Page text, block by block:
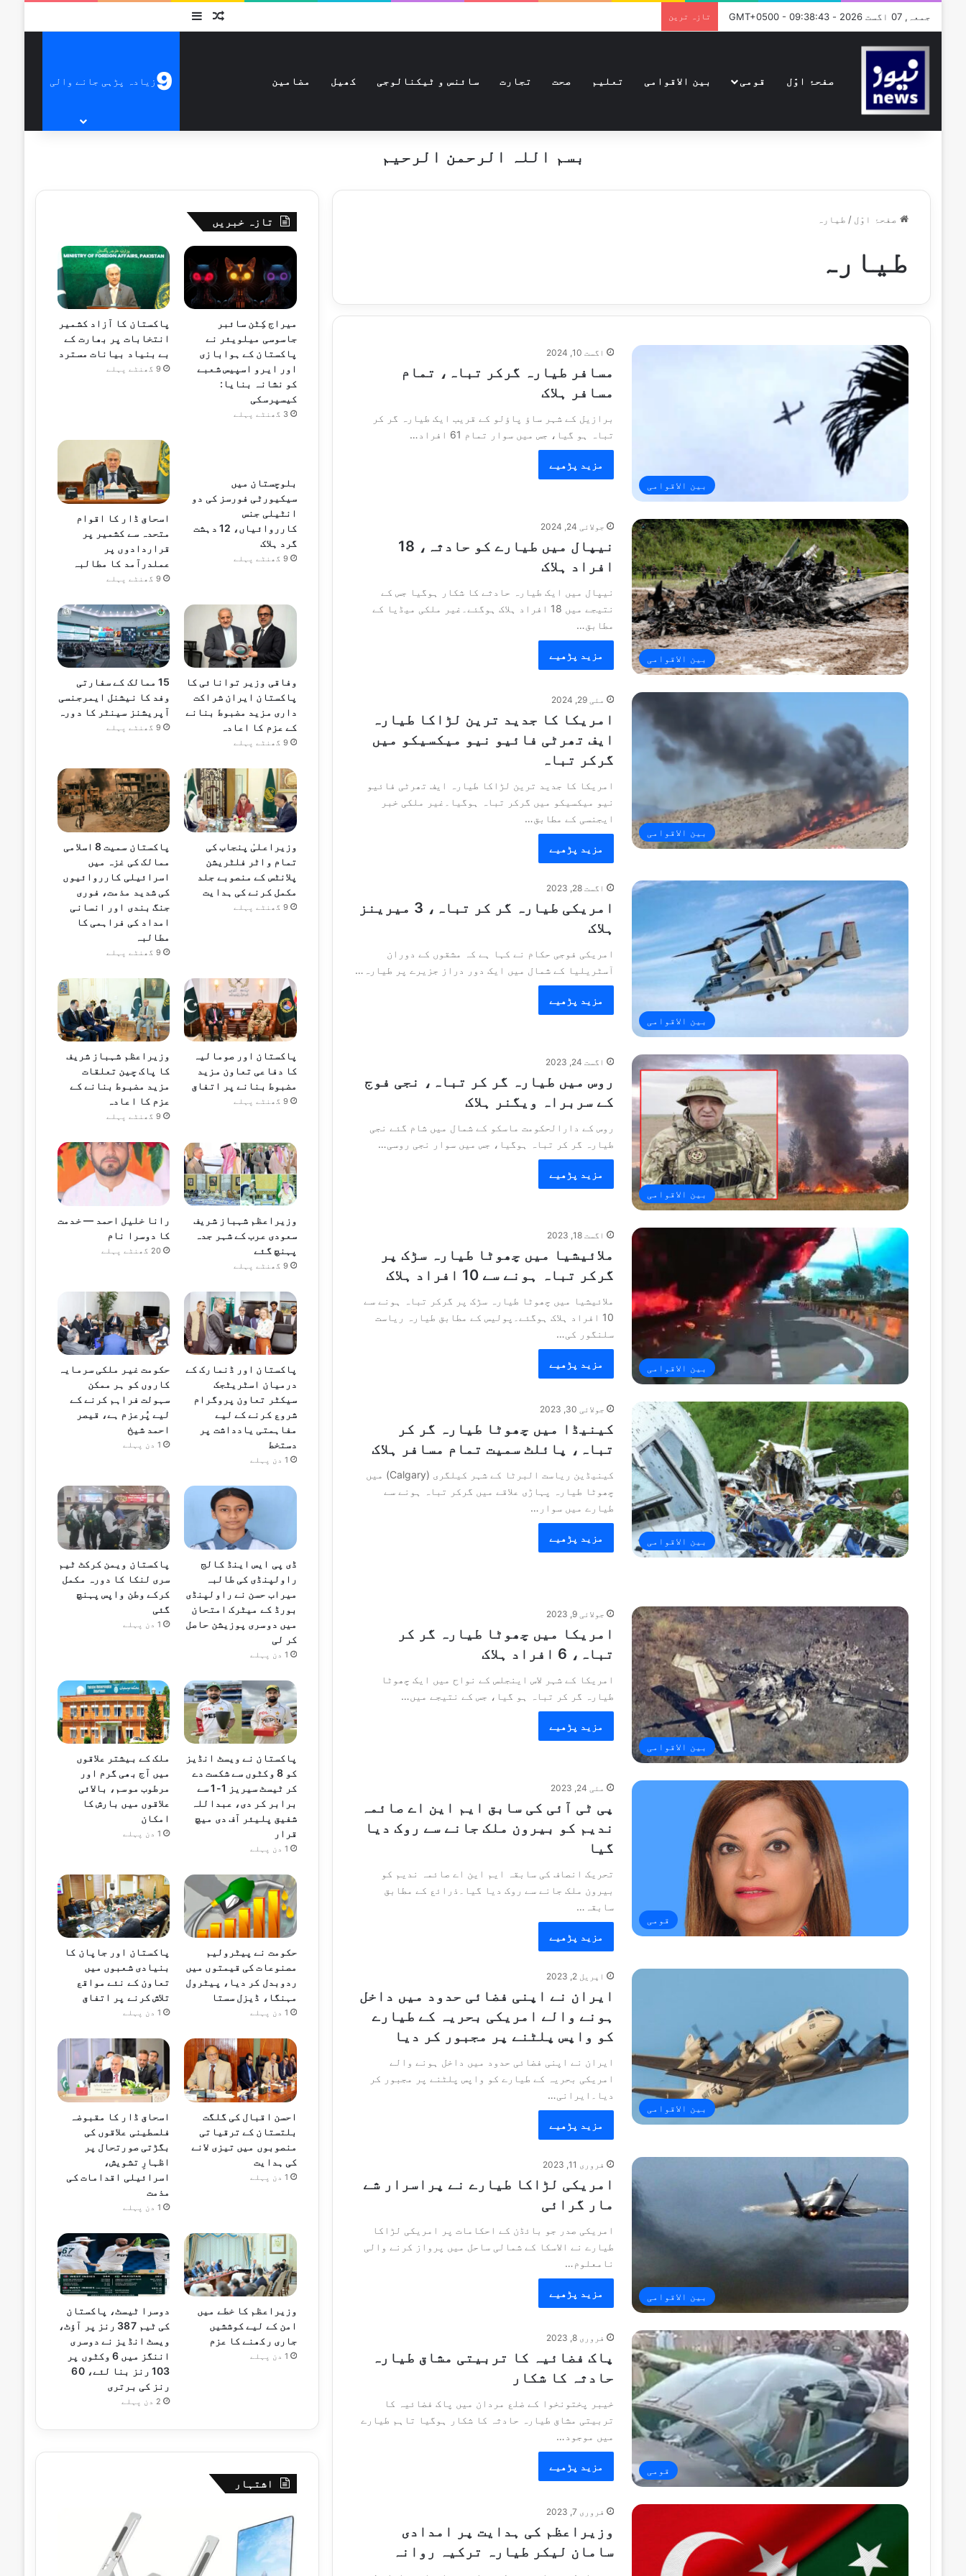
جمعہ, 07 اگست 2026 - GMT+0500 - 09:38:43 تازہ ترین متفرق
صفحۂ اوّل قومی بین الاقوامی تعلیم صحت تجارت سائنس و ٹیکنالوجی کھیل مضامین 9زیادہ پڑہی جانے والی
بسم اللہ الرحمن الرحیم
صفحۂ اوّل / طیارہ
طیارہ
بین الاقوامی
اگست 10, 2024
مسافر طیارہ گرکر تباہ، تمام
مسافر ہلاک
برازیل کے شہر ساؤ پاؤلو کے قریب ایک طیارہ گر کر
تباہ ہو گیا، جس میں سوار تمام 61 افراد…
مزید پڑھیے
بین الاقوامی
جولائی 24, 2024
نیپال میں طیارے کو حادثہ، 18
افراد ہلاک
نیپال میں ایک طیارہ حادثے کا شکار ہوگیا جس کے
نتیجے میں 18 افراد ہلاک ہوگئے۔غیر ملکی میڈیا کے
مطابق…
مزید پڑھیے
بین الاقوامی
مئی 29, 2024
امریکا کا جدید ترین لڑاکا طیارہ
ایف تھرٹی فائیو نیو میکسیکو میں
گرکر تباہ
امریکا کا جدید ترین لڑاکا طیارہ ایف تھرٹی فائیو
نیو میکسیکو میں گرکر تباہ ہوگیا۔غیر ملکی خبر
ایجنسی کے مطابق…
مزید پڑھیے
بین الاقوامی
اگست 28, 2023
امریکی طیارہ گر کر تباہ، 3 میرینز
ہلاک
امریکی فوجی حکام نے کہا ہے کہ مشقوں کے دوران
آسٹریلیا کے شمال میں ایک دور دراز جزیرے پر طیارہ…
مزید پڑھیے
بین الاقوامی
اگست 24, 2023
روس میں طیارہ گر کر تباہ، نجی فوج
کے سربراہ ویگنر ہلاک
روس کے دارالحکومت ماسکو کے شمال میں شام گئے نجی
طیارہ گر کر تباہ ہوگیا، جس میں سوار نجی روسی…
مزید پڑھیے
بین الاقوامی
اگست 18, 2023
ملائیشیا میں چھوٹا طیارہ سڑک پر
گرکر تباہ ہونے سے 10 افراد ہلاک
ملائیشیا میں چھوٹا طیارہ سڑک پر گرکر تباہ ہونے سے
10 افراد ہلاک ہوگئے۔پولیس کے مطابق طیارہ ریاست
سلنگور کی…
مزید پڑھیے
بین الاقوامی
جولائی 30, 2023
کینیڈا میں چھوٹا طیارہ گر کر
تباہ، پائلٹ سمیت تمام مسافر ہلاک
کینیڈین ریاست البرٹا کے شہر کیلگری (Calgary) میں
چھوٹا طیارہ پہاڑی علاقے میں گرکر تباہ ہونے سے
طیارے میں سوار…
مزید پڑھیے
بین الاقوامی
جولائی 9, 2023
امریکا میں چھوٹا طیارہ گر کر
تباہ، 6 افراد ہلاک
امریکا کے شہر لاس اینجلس کے نواح میں ایک چھوٹا
طیارہ گر کر تباہ ہو گیا، جس کے نتیجے میں…
مزید پڑھیے
قومی
مئی 24, 2023
پی ٹی آئی کی سابق ایم این اے صائمہ
ندیم کو بیرون ملک جانے سے روک دیا
گیا
تحریک انصاف کی سابقہ ایم این اے صائمہ ندیم کو
بیرون ملک جانے سے روک دیا گیا۔ذرائع کے مطابق
سابقہ…
مزید پڑھیے
بین الاقوامی
اپریل 2, 2023
ایران نے اپنی فضائی حدود میں داخل
ہونے والے امریکی بحریہ کے طیارے
کو واپس پلٹنے پر مجبور کر دیا
ایران نے اپنی فضائی حدود میں داخل ہونے والے
امریکی بحریہ کے طیارے کو واپس پلٹنے پر مجبور کر
دیا۔ایرانی…
مزید پڑھیے
بین الاقوامی
فروری 11, 2023
امریکی لڑاکا طیارے نے پراسرار شے
مار گرائی
امریکی صدر جو بائڈن کے احکامات پر امریکی لڑاکا
طیارے نے الاسکا کے شمالی ساحل میں پرواز کرنے والی
نامعلوم…
مزید پڑھیے
قومی
فروری 8, 2023
پاک فضائیہ کا تربیتی مشاق طیارہ
حادثہ کا شکار
خیبر پختونخوا کے ضلع مردان میں پاک فضائیہ کا
تربیتی مشاق طیارہ حادثہ کا شکار ہوگیا تاہم طیارے
میں موجود…
مزید پڑھیے
فروری 7, 2023
وزیراعظم کی ہدایت پر امدادی
سامان لیکر طیارہ ترکیہ روانہ
تازہ خبریں
میراج کِٹن سائبر
جاسوسی میلویئر نے
پاکستان کے ہوابازی
اور ایرو اسپیس شعبے
کو نشانہ بنایا:
کیسپرسکی
3 گھنٹے پہلے
پاکستان کا آزاد کشمیر
انتخابات پر بھارت کے
بے بنیاد بیانات مسترد
9 گھنٹے پہلے
بلوچستان میں
سیکیورٹی فورسز کی دو
انٹیلی جنس
کارروائیاں، 12 دہشت
گرد ہلاک
9 گھنٹے پہلے
اسحاق ڈار کا اقوام
متحدہ سے کشمیر پر
قراردادوں پر
عملدرآمد کا مطالبہ
9 گھنٹے پہلے
وفاقی وزیر توانائی کا
پاکستان ایران شراکت
داری مزید مضبوط بنانے
کے عزم کا اعادہ
9 گھنٹے پہلے
15 ممالک کے سفارتی
وفد کا نیشنل ایمرجنسی
آپریشنز سینٹر کا دورہ
9 گھنٹے پہلے
وزیراعلیٰ پنجاب کی
تمام واٹر فلٹریشن
پلانٹس کے منصوبے جلد
مکمل کرنے کی ہدایت
9 گھنٹے پہلے
پاکستان سمیت 8 اسلامی
ممالک کی غزہ میں
اسرائیلی کارروائیوں
کی شدید مذمت، فوری
جنگ بندی اور انسانی
امداد کی فراہمی کا
مطالبہ
9 گھنٹے پہلے
پاکستان اور صومالیہ
کا دفاعی تعاون مزید
مضبوط بنانے پر اتفاق
9 گھنٹے پہلے
وزیراعظم شہباز شریف
کا پاک چین تعلقات
مزید مضبوط بنانے کے
عزم کا اعادہ
9 گھنٹے پہلے
وزیراعظم شہباز شریف
سعودی عرب کے شہر جدہ
پہنچ گئے
9 گھنٹے پہلے
رانا خلیل احمد — خدمت
کا دوسرا نام
20 گھنٹے پہلے
پاکستان اور ڈنمارک کے
درمیان اسٹریٹجک
سیکٹر تعاون پروگرام
شروع کرنے کے لیے
مفاہمتی یادداشت پر
دستخط
1 دن پہلے
حکومت غیر ملکی سرمایہ
کاروں کو ہر ممکن
سہولت فراہم کرنے کے
لیے پُرعزم ہے، قیصر
احمد شیخ
1 دن پہلے
ڈی پی ایس اینڈ کالج
راولپنڈی کی طالبہ
میراب حسن نے راولپنڈی
بورڈ کے میٹرک امتحان
میں دوسری پوزیشن حاصل
کر لی
1 دن پہلے
پاکستان ویمن کرکٹ ٹیم
سری لنکا کا دورہ مکمل
کرکے وطن واپس پہنچ
گئی
1 دن پہلے
پاکستان نے ویسٹ انڈیز
کو 8 وکٹوں سے شکست دے
کر ٹیسٹ سیریز 1-1 سے
برابر کر دی، عبداللہ
شفیق پلیئر آف دی میچ
قرار
1 دن پہلے
ملک کے بیشتر علاقوں
میں آج بھی گرم اور
مرطوب موسم، بالائی
علاقوں میں بارش کا
امکان
1 دن پہلے
حکومت نے پیٹرولیم
مصنوعات کی قیمتوں میں
ردوبدل کر دیا، پیٹرول
مہنگا، ڈیزل سستا
1 دن پہلے
پاکستان اور جاپان کا
بنیادی شعبوں میں
تعاون کے نئے مواقع
تلاش کرنے پر اتفاق
1 دن پہلے
احسن اقبال کی گلگت
بلتستان کے ترقیاتی
منصوبوں میں تیزی لانے
کی ہدایت
1 دن پہلے
اسحاق ڈار کا مقبوضہ
فلسطینی علاقوں کی
بگڑتی صورتحال پر
اظہارِ تشویش،
اسرائیلی اقدامات کی
مذمت
1 دن پہلے
وزیراعظم کا خطے میں
امن کے لیے کوششیں
جاری رکھنے کا عزم
1 دن پہلے
دوسرا ٹیسٹ، پاکستان
کی ٹیم 387 رنز پر آؤٹ،
ویسٹ انڈیز نے دوسری
اننگز میں 6 وکٹوں پر
103 رنز بنا لئے، 60
رنز کی برتری
2 دن پہلے
اشتہار